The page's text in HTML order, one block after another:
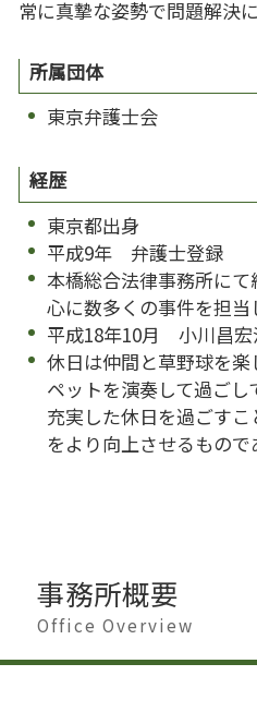
常に真摯な姿勢で問題解決
所属団体
東京弁護士会
経歴
東京都出身
平成9年 弁護士登録
本橋総合法律事務所に
心に数多くの事件を担当
平成18年10月 小川昌宏
休日は仲間と草野球を
ペットを演奏して過ごし
充実した休日を過ごす
をより向上させるもので
事務所概要
Office Overview